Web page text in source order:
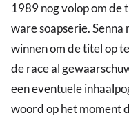
1989 nog volop om de
ware soapserie.
winnen om de titel op
de race al
een eventuele
woord op het moment